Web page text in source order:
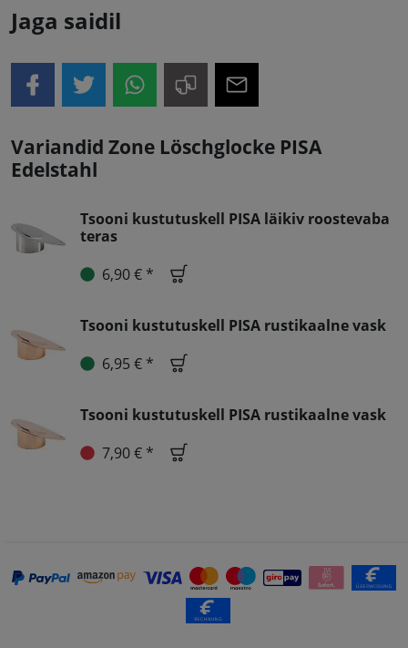
Jaga saidil
Variandid Zone Löschglocke PISA
Edelstahl
Tsooni kustutuskell PISA läikiv roostevaba
teras
6,90 € *
Tsooni kustutuskell PISA rustikaalne vask
6,95 € *
Tsooni kustutuskell PISA rustikaalne vask
7,90 € *